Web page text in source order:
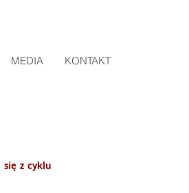
MEDIA KONTAKT
się z cyklu